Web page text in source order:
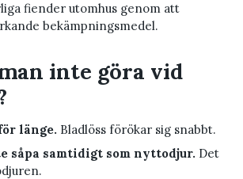
fiender utomhus genom att
bekämpningsmedel.
inte göra vid
länge. Bladlöss förökar sig snabbt.
såpa samtidigt som nyttodjur. Det